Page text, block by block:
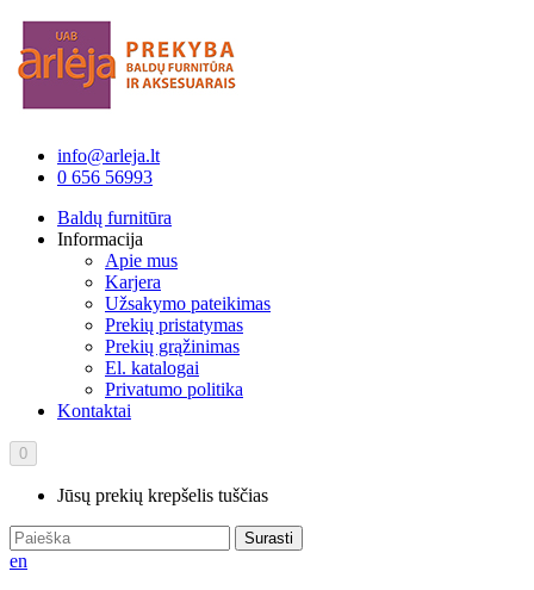
info@arleja.lt
0 656 56993
Baldų furnitūra
Informacija
Apie mus
Karjera
Užsakymo pateikimas
Prekių pristatymas
Prekių grąžinimas
El. katalogai
Privatumo politika
Kontaktai
0
Jūsų prekių krepšelis tuščias
Surasti
en